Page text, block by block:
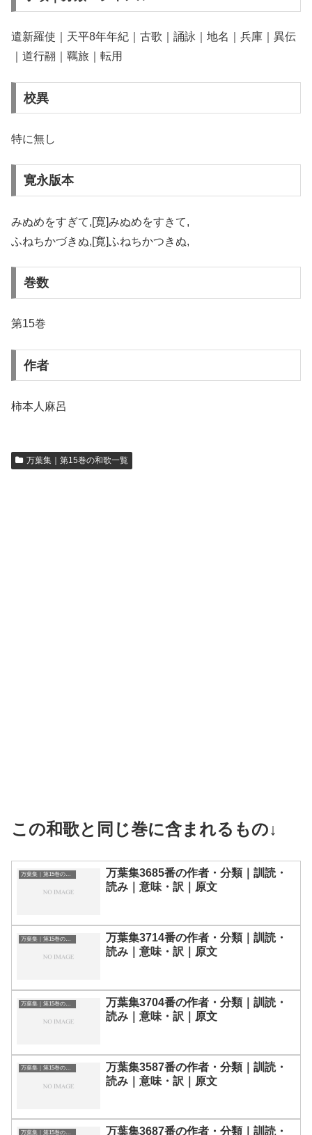
遣新羅使｜天平8年年紀｜古歌｜誦詠｜地名｜兵庫｜異伝
｜道行翮｜羈旅｜転用
校異
特に無し
寛永版本
みぬめをすぎて,[寛]みぬめをすきて,
ふねちかづきぬ,[寛]ふねちかつきぬ,
巻数
第15巻
作者
柿本人麻呂
万葉集｜第15巻の和歌一覧
この和歌と同じ巻に含まれるもの↓
万葉集｜第15巻の和歌一覧
万葉集3685番の作者・分類｜訓読・
読み｜意味・訳｜原文
万葉集｜第15巻の和歌一覧
万葉集3714番の作者・分類｜訓読・
読み｜意味・訳｜原文
万葉集｜第15巻の和歌一覧
万葉集3704番の作者・分類｜訓読・
読み｜意味・訳｜原文
万葉集｜第15巻の和歌一覧
万葉集3587番の作者・分類｜訓読・
読み｜意味・訳｜原文
万葉集｜第15巻の和歌一覧 万葉集3687番の作者・分類｜訓読・